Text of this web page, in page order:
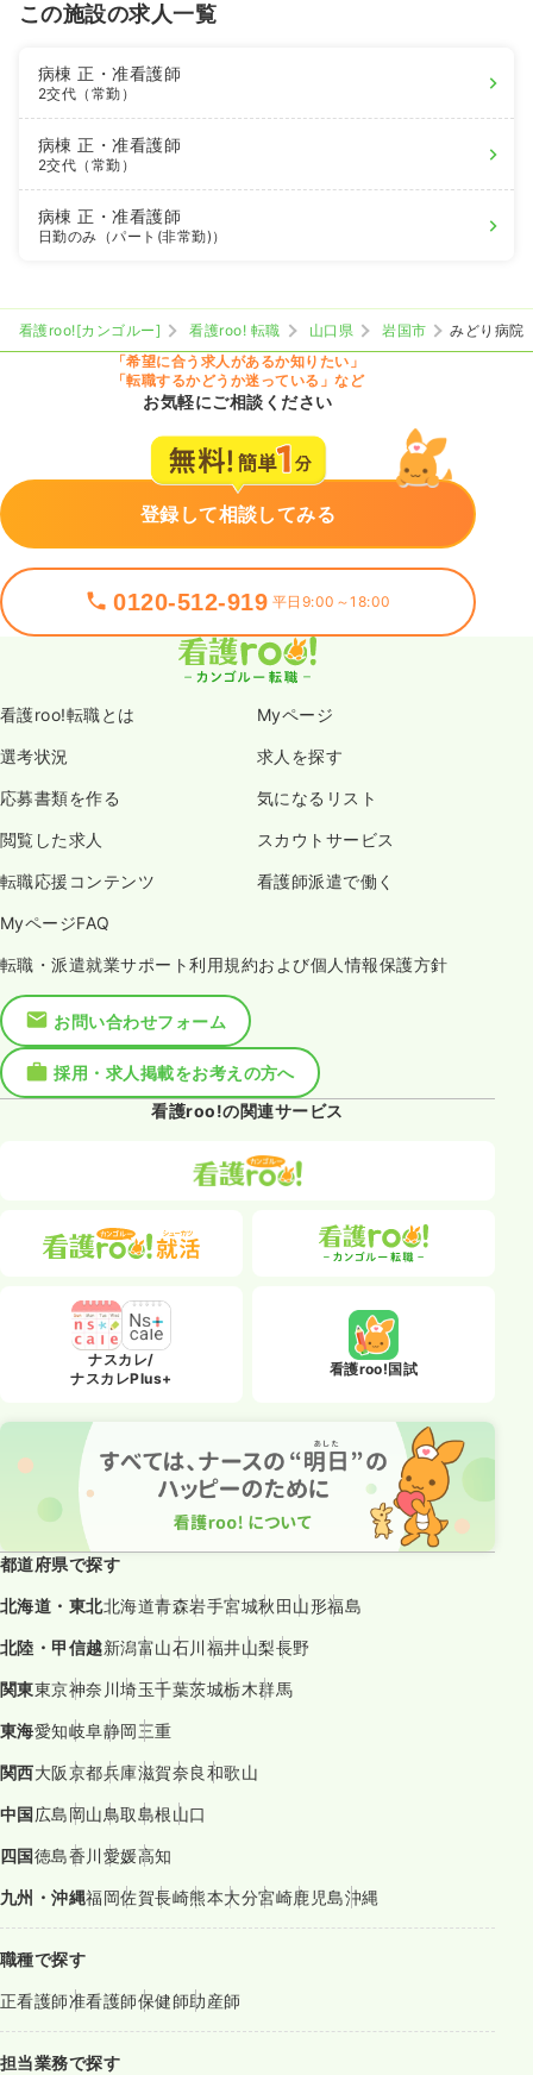
この施設の求人一覧
病棟正・准看護師
2交代（常勤）
病棟正・准看護師
2交代（常勤）
病棟正・准看護師
日勤のみ（パート(非常勤)）
看護roo![カンゴルー] 看護roo! 転職 山口県 岩国市
みどり病院
「希望に合う求人があるか知りたい」
「転職するかどうか迷っている」など
お気軽にご相談ください
登録して相談してみる
0120-512-919 平日9:00～18:00
看護roo!転職とは Myページ
選考状況 求人を探す
応募書類を作る 気になるリスト
閲覧した求人 スカウトサービス
転職応援コンテンツ 看護師派遣で働く
MyページFAQ
転職・派遣就業サポート利用規約および個人情報保護方針
お問い合わせフォーム
採用・求人掲載をお考えの方へ
看護roo!の関連サービス
ナスカレ/
ナスカレPlus+
看護roo!国試
都道府県で探す
北海道・東北北海道青森岩手宮城秋田山形福島
北陸・甲信越新潟富山石川福井山梨長野
関東東京神奈川埼玉千葉茨城栃木群馬
東海愛知岐阜静岡三重
関西大阪京都兵庫滋賀奈良和歌山
中国広島岡山鳥取島根山口
四国徳島香川愛媛高知
九州・沖縄福岡佐賀長崎熊本大分宮崎鹿児島沖縄
職種で探す
正看護師准看護師保健師助産師
担当業務で探す